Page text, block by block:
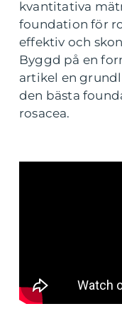
kvantitativa
foundation för
effektiv och
Byggd på en
artikel en
den bästa
rosacea.